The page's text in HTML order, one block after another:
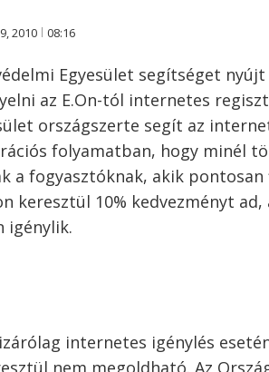
2010 08:16
Egyesület segítséget
az E.On-tól internetes
országszerte segít az
folyamatban, hogy minél
a fogyasztóknak, akik
keresztül 10% kedvezményt
igénylik.
internetes igénylés